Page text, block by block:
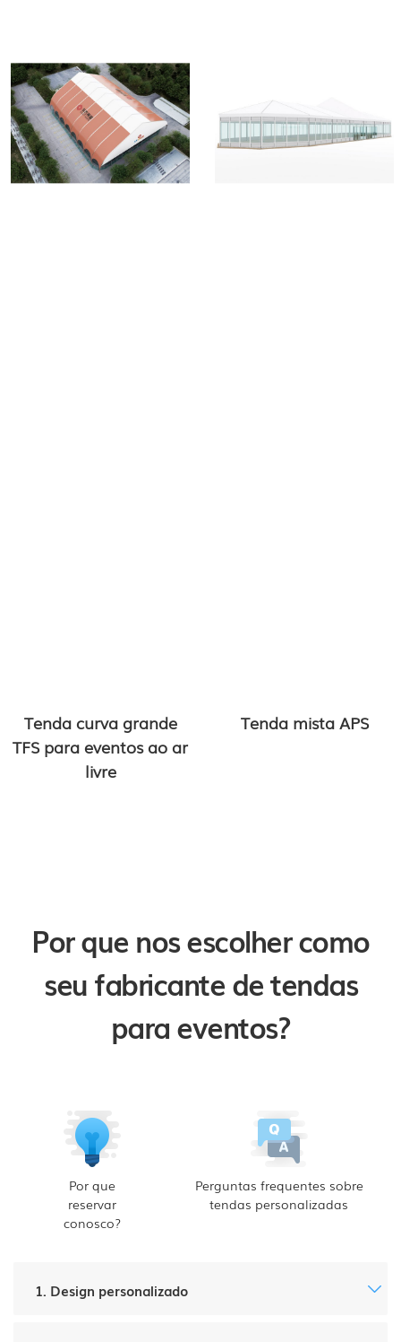
Tenda curva grande
TFS para eventos ao ar
livre
Tenda mista APS
Por que nos escolher como
seu fabricante de tendas
para eventos?
Por que
reservar
conosco?
Perguntas frequentes sobre
tendas personalizadas
1. Design personalizado